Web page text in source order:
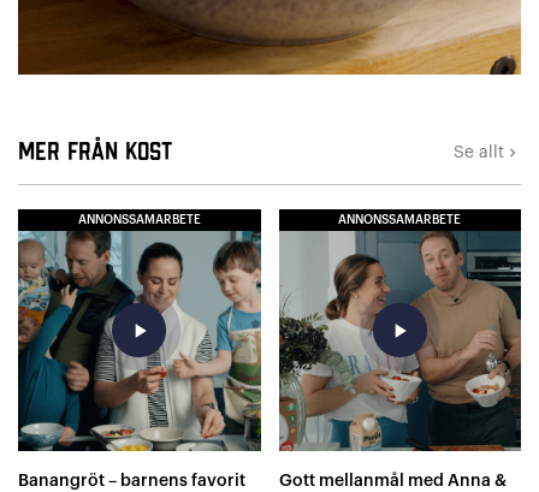
Mer från Kost Se allt keyboard_arrow_right
ANNONSSAMARBETE
play_arrow
Banangröt – barnens favorit
ANNONSSAMARBETE
play_arrow
Gott mellanmål med Anna &